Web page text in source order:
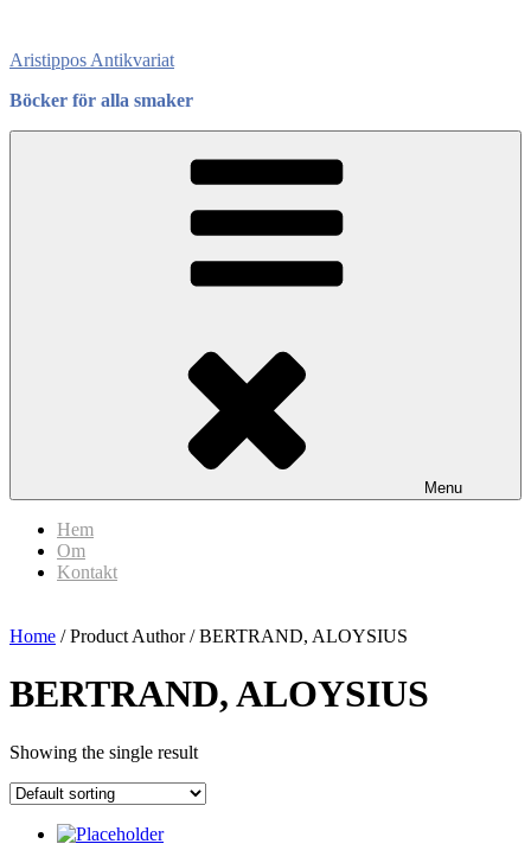
content
Aristippos Antikvariat
Böcker för alla smaker
Menu
Hem
Om
Kontakt
Home / Product Author / BERTRAND, ALOYSIUS
BERTRAND, ALOYSIUS
Showing the single result